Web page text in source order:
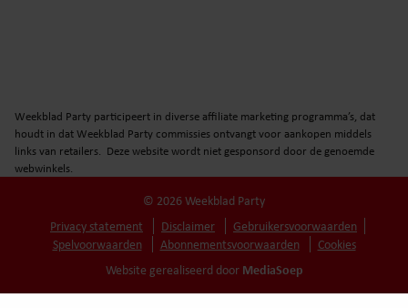
Weekblad Party participeert in diverse affiliate marketing programma’s, dat
houdt in dat Weekblad Party commissies ontvangt voor aankopen middels
links van retailers. Deze website wordt niet gesponsord door de genoemde
webwinkels.
© 2026 Weekblad Party
Privacy statement
Disclaimer
Gebruikersvoorwaarden
Spelvoorwaarden
Abonnementsvoorwaarden
Cookies
Website gerealiseerd door MediaSoep